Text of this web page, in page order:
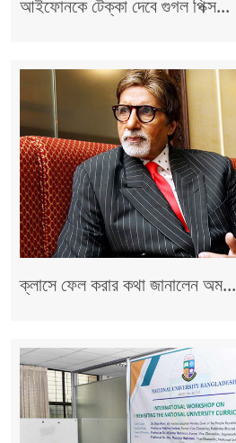
আইফোনকে টেক্কা দেবে গুগল পিক্স...
ক্লাসে ফেল করার কথা জানালেন অম...